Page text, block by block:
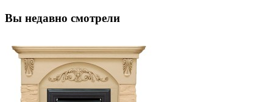
Вы недавно смотрели